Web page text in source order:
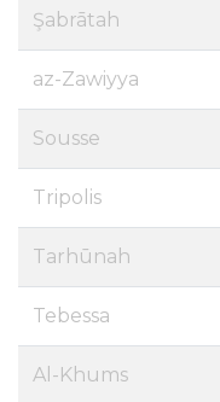
Şabrātah
az-Zawiyya
Sousse
Tripolis
Tarhūnah
Tebessa
Al-Khums